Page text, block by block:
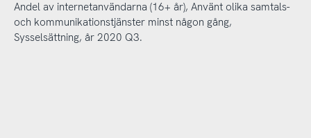
Andel av internetanvändarna (16+ år), Använt olika samtals-
och kommunikationstjänster minst någon gång,
Sysselsättning, år 2020 Q3.